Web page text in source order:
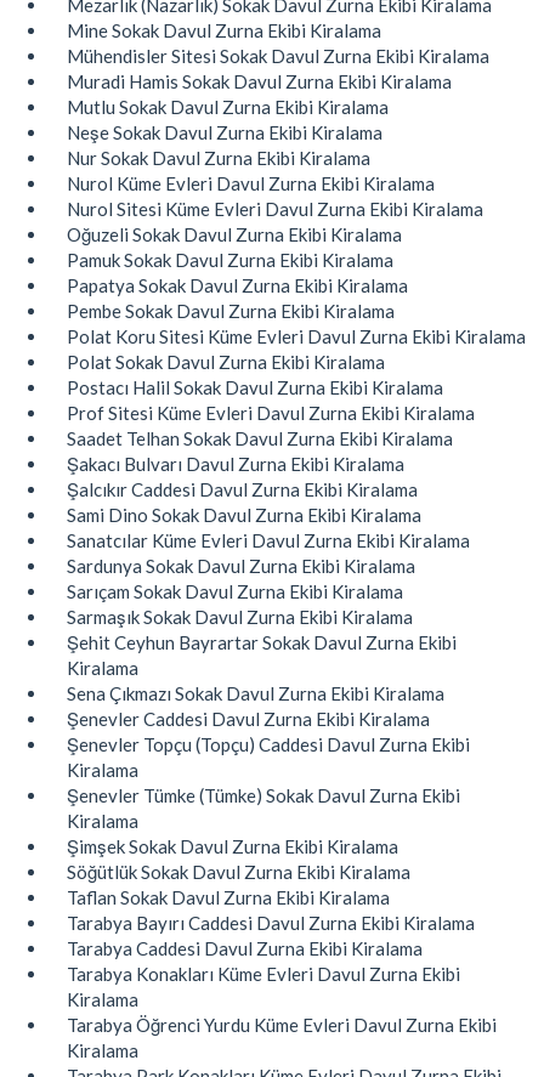
Mezarlık (Nazarlık) Sokak Davul Zurna Ekibi Kiralama
Mine Sokak Davul Zurna Ekibi Kiralama
Mühendisler Sitesi Sokak Davul Zurna Ekibi Kiralama
Muradi Hamis Sokak Davul Zurna Ekibi Kiralama
Mutlu Sokak Davul Zurna Ekibi Kiralama
Neşe Sokak Davul Zurna Ekibi Kiralama
Nur Sokak Davul Zurna Ekibi Kiralama
Nurol Küme Evleri Davul Zurna Ekibi Kiralama
Nurol Sitesi Küme Evleri Davul Zurna Ekibi Kiralama
Oğuzeli Sokak Davul Zurna Ekibi Kiralama
Pamuk Sokak Davul Zurna Ekibi Kiralama
Papatya Sokak Davul Zurna Ekibi Kiralama
Pembe Sokak Davul Zurna Ekibi Kiralama
Polat Koru Sitesi Küme Evleri Davul Zurna Ekibi Kiralama
Polat Sokak Davul Zurna Ekibi Kiralama
Postacı Halil Sokak Davul Zurna Ekibi Kiralama
Prof Sitesi Küme Evleri Davul Zurna Ekibi Kiralama
Saadet Telhan Sokak Davul Zurna Ekibi Kiralama
Şakacı Bulvarı Davul Zurna Ekibi Kiralama
Şalcıkır Caddesi Davul Zurna Ekibi Kiralama
Sami Dino Sokak Davul Zurna Ekibi Kiralama
Sanatcılar Küme Evleri Davul Zurna Ekibi Kiralama
Sardunya Sokak Davul Zurna Ekibi Kiralama
Sarıçam Sokak Davul Zurna Ekibi Kiralama
Sarmaşık Sokak Davul Zurna Ekibi Kiralama
Şehit Ceyhun Bayrartar Sokak Davul Zurna Ekibi
Kiralama
Sena Çıkmazı Sokak Davul Zurna Ekibi Kiralama
Şenevler Caddesi Davul Zurna Ekibi Kiralama
Şenevler Topçu (Topçu) Caddesi Davul Zurna Ekibi
Kiralama
Şenevler Tümke (Tümke) Sokak Davul Zurna Ekibi
Kiralama
Şimşek Sokak Davul Zurna Ekibi Kiralama
Söğütlük Sokak Davul Zurna Ekibi Kiralama
Taflan Sokak Davul Zurna Ekibi Kiralama
Tarabya Bayırı Caddesi Davul Zurna Ekibi Kiralama
Tarabya Caddesi Davul Zurna Ekibi Kiralama
Tarabya Konakları Küme Evleri Davul Zurna Ekibi
Kiralama
Tarabya Öğrenci Yurdu Küme Evleri Davul Zurna Ekibi
Kiralama